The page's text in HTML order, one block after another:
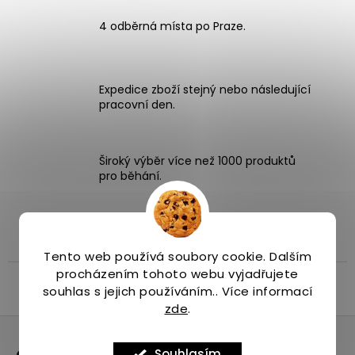
Tento web používá soubory cookie. Dalším
procházením tohoto webu vyjadřujete
souhlas s jejich používáním.. Více informací
zde.
4 odběrná místa po Praze.
Expedice zboží stejný nebo následující
pracovní den.
Široký výběr více než 1000 produktů
pro běhání.
Popis produktu není dostupný